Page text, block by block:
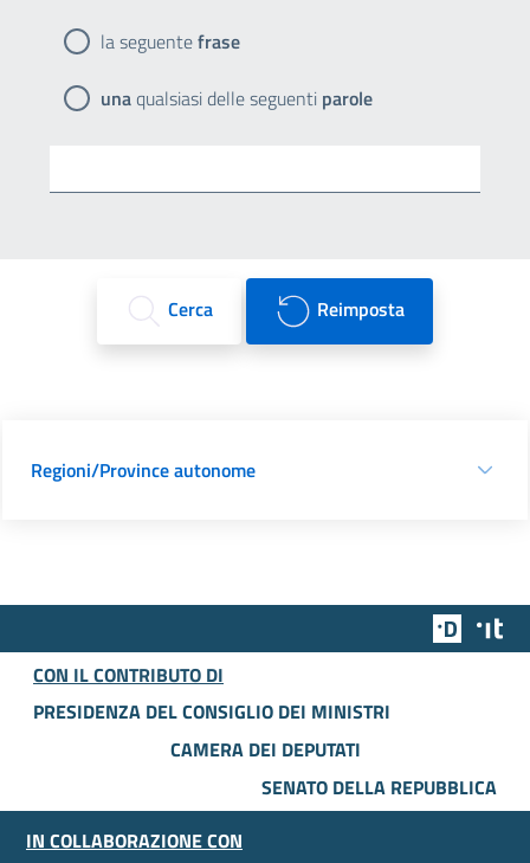
la seguentefrase
unaqualsiasi delle seguenti parole
Cerca Reimposta
Regioni/Province autonome
Team
CON IL CONTRIBUTO DI
PRESIDENZA DEL CONSIGLIO DEI MINISTRI
CAMERA DEI DEPUTATI
SENATO DELLA REPUBBLICA
IN COLLABORAZIONE CON